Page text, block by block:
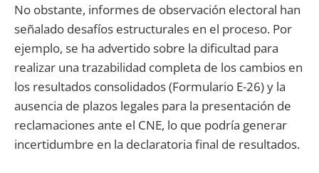
No obstante, informes de observación electoral han
señalado desafíos estructurales en el proceso. Por
ejemplo, se ha advertido sobre la dificultad para
realizar una trazabilidad completa de los cambios en
los resultados consolidados (Formulario E-26) y la
ausencia de plazos legales para la presentación de
reclamaciones ante el CNE, lo que podría generar
incertidumbre en la declaratoria final de resultados.